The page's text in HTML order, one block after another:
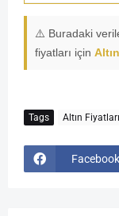
⚠️ Buradaki
fiyatları için
Tags Altın Fiyatları
Facebook